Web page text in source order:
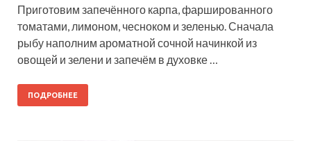
Приготовим запечённого карпа, фаршированного
томатами, лимоном, чесноком и зеленью. Сначала
рыбу наполним ароматной сочной начинкой из
овощей и зелени и запечём в духовке …
ПОДРОБНЕЕ